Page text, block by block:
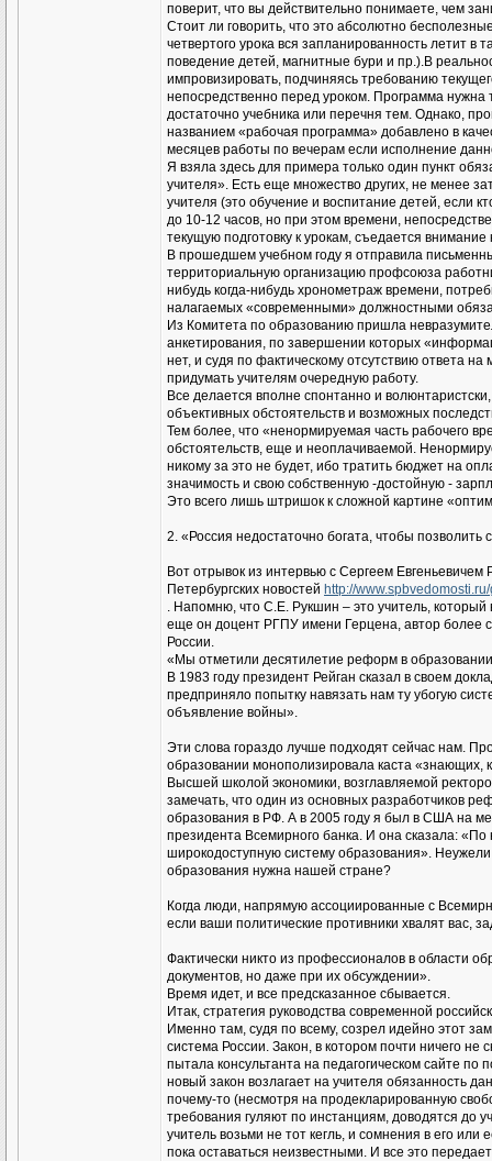
поверит, что вы действительно понимаете, чем
Стоит ли говорить, что это абсолютно
четвертого урока вся запланированность летит
поведение детей, магнитные бури и пр.).В
импровизировать, подчиняясь требованию
непосредственно перед уроком. Программа нужна
достаточно учебника или перечня тем. Однако,
названием «рабочая программа» добавлено в
месяцев работы по вечерам если исполнение
Я взяла здесь для примера только один пункт
учителя». Есть еще множество других, не менее
учителя (это обучение и воспитание детей, если
до 10-12 часов, но при этом времени,
текущую подготовку к урокам, съедается
В прошедшем учебном году я отправила
территориальную организацию профсоюза
нибудь когда-нибудь хронометраж времени,
налагаемых «современными» должностными
Из Комитета по образованию пришла
анкетирования, по завершении которых
нет, и судя по фактическому отсутствию ответа
придумать учителям очередную работу.
Все делается вполне спонтанно и
объективных обстоятельств и возможных
Тем более, что «ненормируемая часть рабочего
обстоятельств, еще и неоплачиваемой.
никому за это не будет, ибо тратить бюджет на
значимость и свою собственную -достойную -
Это всего лишь штришок к сложной картине
2. «Россия недостаточно богата, чтобы
Вот отрывок из интервью с Сергеем
Петербургских новостей http://
. Напомню, что С.Е. Рукшин – это учитель,
еще он доцент РГПУ имени Герцена, автор более
России.
«Мы отметили десятилетие реформ в образовании.
В 1983 году президент Рейган сказал в своем
предприняло попытку навязать нам ту убогую
объявление войны».
Эти слова гораздо лучше подходят сейчас нам.
образовании монополизировала каста «знающих,
Высшей школой экономики, возглавляемой
замечать, что один из основных разработчиков
образования в РФ. А в 2005 году я был в США на
президента Всемирного банка. И она сказала:
широкодоступную систему образования».
образования нужна нашей стране?
Когда люди, напрямую ассоциированные с
если ваши политические противники хвалят вас,
Фактически никто из профессионалов в области
документов, но даже при их обсуждении».
Время идет, и все предсказанное сбывается.
Итак, стратегия руководства современной
Именно там, судя по всему, созрел идейно этот
система России. Закон, в котором почти ничего не
пытала консультанта на педагогическом сайте по
новый закон возлагает на учителя обязанность
почему-то (несмотря на продекларированную
требования гуляют по инстанциям, доводятся до
учитель возьми не тот кегль, и сомнения в его
пока оставаться неизвестными. И все это